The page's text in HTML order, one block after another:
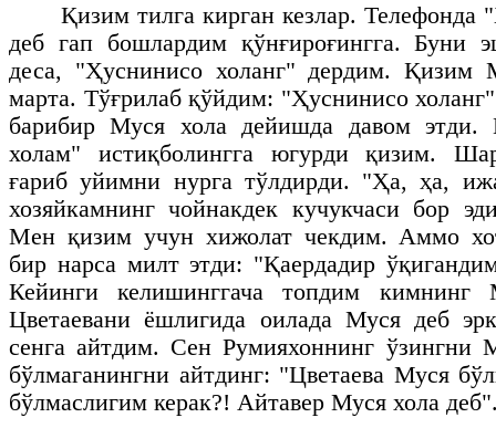
Қизим тилга кирган кезлар.
деб гап бошлардим қўнғироғингга. Буни
деса, "Ҳуснинисо холанг" дердим. Қизим
марта. Тўғрилаб қўйдим: "Ҳуснинисо
барибир Муся хола дейишда давом
холам" истиқболингга югурди қизим.
ғариб уйимни нурга тўлдирди. "Ҳа, ҳа,
хозяйкамнинг чойнакдек кучукчаси бор
Мен қизим учун хижолат чекдим. Аммо
бир нарса милт этди: "Қаердадир
Кейинги келишинггача топдим кимнинг
Цветаевани ёшлигида оилада Муся деб
сенга айтдим. Сен Румияхоннинг ўзингни
бўлмаганингни айтдинг: "Цветаева Муся
бўлмаслигим керак?! Айтавер Муся хола